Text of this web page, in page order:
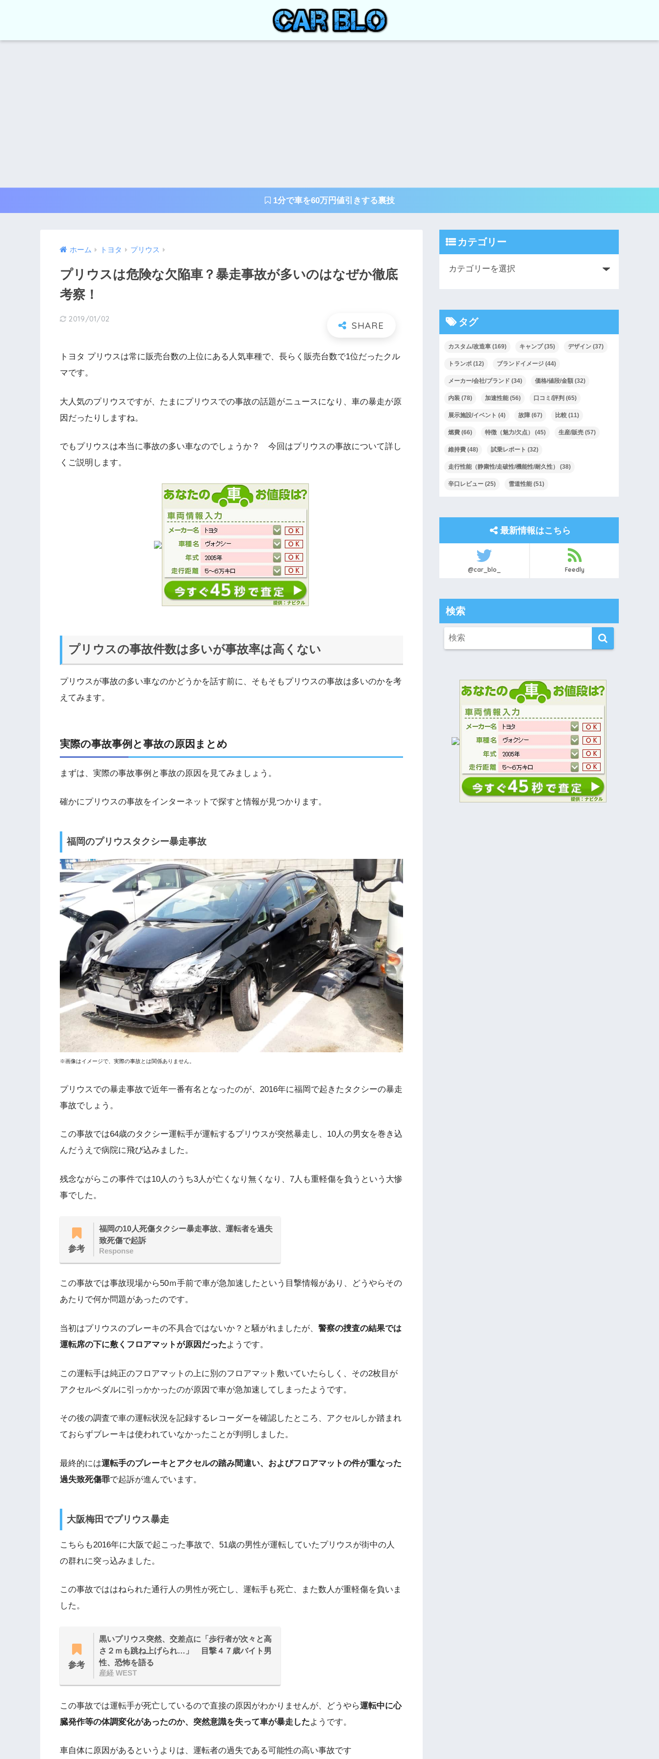
1分で車を60万円値引きする裏技
ホーム トヨタ プリウス
プリウスは危険な欠陥車？暴走事故が多いのはなぜか徹底
考察！
2019/01/02
トヨタ プリウスは常に販売台数の上位にある人気車種で、長らく販売台数で1位だったクル
マです。
大人気のプリウスですが、たまにプリウスでの事故の話題がニュースになり、車の暴走が原
因だったりしますね。
でもプリウスは本当に事故の多い車なのでしょうか？ 今回はプリウスの事故について詳し
くご説明します。
プリウスの事故件数は多いが事故率は高くない
プリウスが事故の多い車なのかどうかを話す前に、そもそもプリウスの事故は多いのかを考
えてみます。
実際の事故事例と事故の原因まとめ
まずは、実際の事故事例と事故の原因を見てみましょう。
確かにプリウスの事故をインターネットで探すと情報が見つかります。
福岡のプリウスタクシー暴走事故
※画像はイメージで、実際の事故とは関係ありません。
プリウスでの暴走事故で近年一番有名となったのが、2016年に福岡で起きたタクシーの暴走
事故でしょう。
この事故では64歳のタクシー運転手が運転するプリウスが突然暴走し、10人の男女を巻き込
んだうえで病院に飛び込みました。
残念ながらこの事件では10人のうち3人が亡くなり無くなり、7人も重軽傷を負うという大惨
事でした。
参考
福岡の10人死傷タクシー暴走事故、運転者を過失
致死傷で起訴
Response
この事故では事故現場から50ｍ手前で車が急加速したという目撃情報があり、どうやらその
あたりで何か問題があったのです。
当初はプリウスのブレーキの不具合ではないか？と騒がれましたが、 警察の捜査の結果では
運転席の下に敷くフロアマットが原因だったようです。
この運転手は純正のフロアマットの上に別のフロアマット敷いていたらしく、その2枚目が
アクセルペダルに引っかかったのが原因で車が急加速してしまったようです。
その後の調査で車の運転状況を記録するレコーダーを確認したところ、アクセルしか踏まれ
ておらずブレーキは使われていなかったことが判明しました。
最終的には運転手のブレーキとアクセルの踏み間違い、およびフロアマットの件が重なった
過失致死傷罪で起訴が進んでいます。
大阪梅田でプリウス暴走
こちらも2016年に大阪で起こった事故で、51歳の男性が運転していたプリウスが街中の人
の群れに突っ込みました。
この事故でははねられた通行人の男性が死亡し、運転手も死亡、また数人が重軽傷を負いま
した。
参考
黒いプリウス突然、交差点に「歩行者が次々と高
さ２ｍも跳ね上げられ…」 目撃４７歳バイト男
性、恐怖を語る
産経 WEST
この事故では運転手が死亡しているので直接の原因がわかりませんが、どうやら運転中に心
臓発作等の体調変化があったのか、突然意識を失って車が暴走したようです。
車自体に原因があるというよりは、運転者の過失である可能性の高い事故です
カテゴリー
タグ
カスタム/改造車 (169) キャンプ(35) デザイン (37)
トランポ (12) ブランドイメージ (44)
メーカー/会社/ブランド (34) 価格/値段/金額 (32)
内装 (78) 加速性能 (56) 口コミ/評判 (65)
展示施設/イベント (4) 故障 (67) 比較 (11)
燃費 (66) 特徴（魅力/欠点） (45) 生産/販売 (57)
維持費 (48) 試乗レポート (32)
走行性能（静粛性/走破性/機能性/耐久性） (38)
辛口レビュー (25) 雪道性能 (51)
最新情報はこちら
@car_blo_ Feedly
検索